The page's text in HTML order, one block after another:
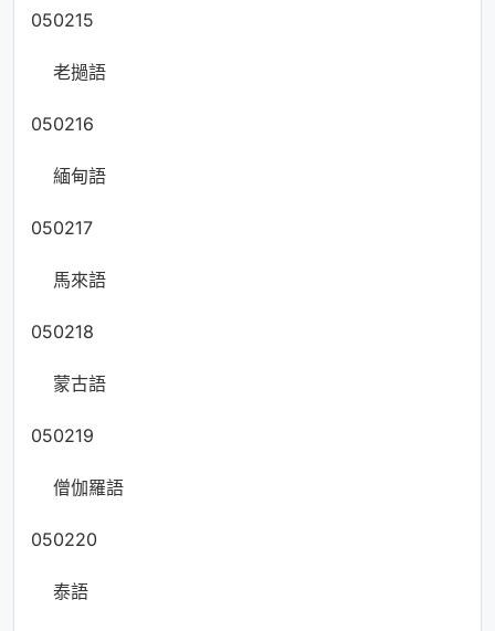
050215
老撾語
050216
緬甸語
050217
馬來語
050218
蒙古語
050219
僧伽羅語
050220
泰語